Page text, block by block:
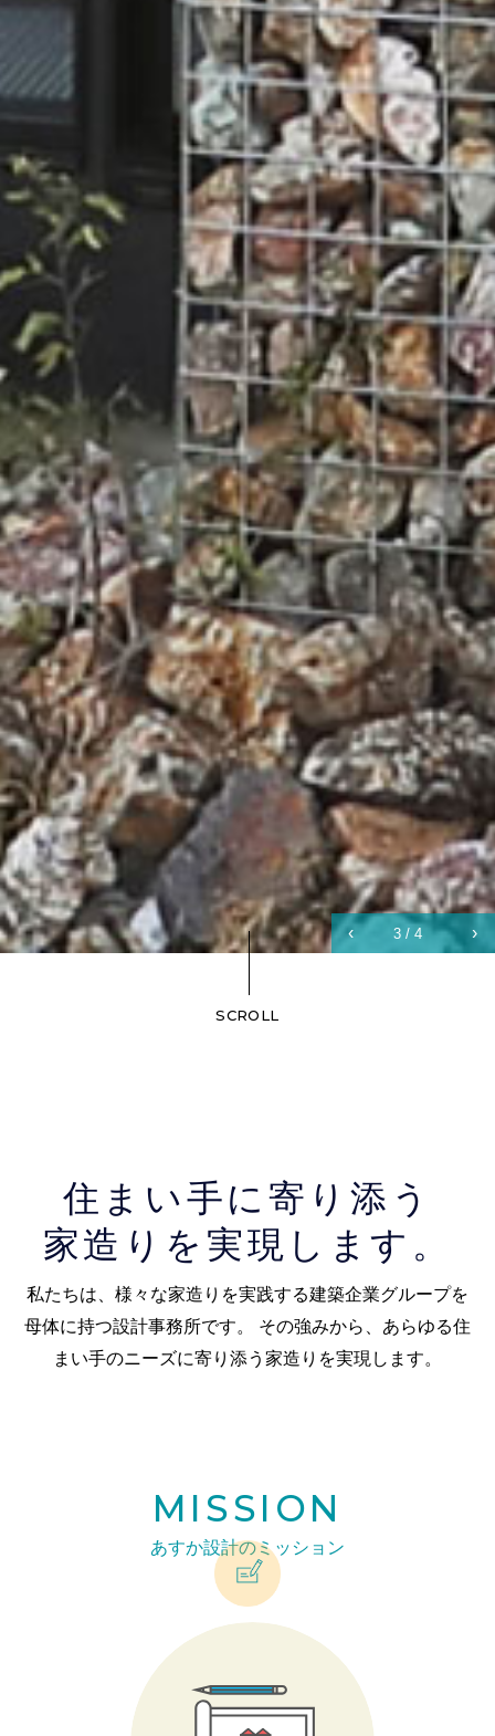
‹ ›
3 / 4
SCROLL
住まい手に寄り添う
家造りを実現します。
私たちは、様々な家造りを実践する建築企業グループを
母体に持つ設計事務所です。 その強みから、あらゆる住
まい手のニーズに寄り添う家造りを実現します。
MISSION
あすか設計のミッション